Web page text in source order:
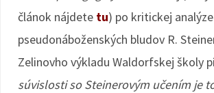
článok nájdete tu) po kritickej analýze
pseudonáboženských bludov R.
Zelinovho výkladu Waldorfskej školy
súvislosti so Steinerovým učením je